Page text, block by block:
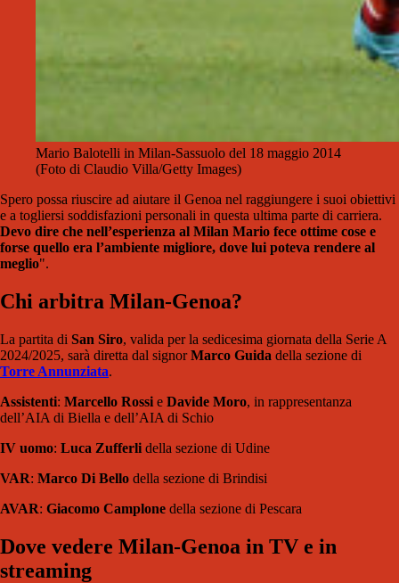
Mario Balotelli in Milan-Sassuolo del 18 maggio 2014
(Foto di Claudio Villa/Getty Images)
Spero possa riuscire ad aiutare il Genoa nel raggiungere i suoi obiettivi
e a togliersi soddisfazioni personali in questa ultima parte di carriera.
Devo dire che nell’esperienza al Milan Mario fece ottime cose e
forse quello era l’ambiente migliore, dove lui poteva rendere al
meglio".
Chi arbitra Milan-Genoa?
La partita di San Siro, valida per la sedicesima giornata della Serie A
2024/2025, sarà diretta dal signorMarco Guida della sezione di
Torre Annunziata.
Assistenti: Marcello Rossi e Davide Moro, in rappresentanza
dell’AIA di Biella e dell’AIA di Schio
IV uomo: Luca Zufferli della sezione di Udine
VAR: Marco Di Bello della sezione di Brindisi
AVAR: Giacomo Camplone della sezione di Pescara
Dove vedere Milan-Genoa in TV e in
streaming